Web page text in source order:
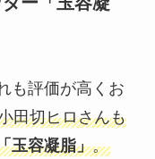
も評価が高くお
田切ヒロさんも
玉容凝脂」。